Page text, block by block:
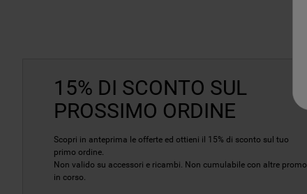
15% DI SCONTO SUL
PROSSIMO ORDINE
Scopri in anteprima le offerte ed ottieni il 15% di sconto sul tuo
primo ordine.
Non valido su accessori e ricambi. Non cumulabile con altre promo
in corso.